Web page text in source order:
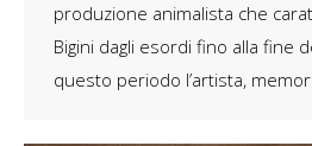
produzione animalista che
Bigini dagli esordi fino alla fine
questo periodo l’artista,